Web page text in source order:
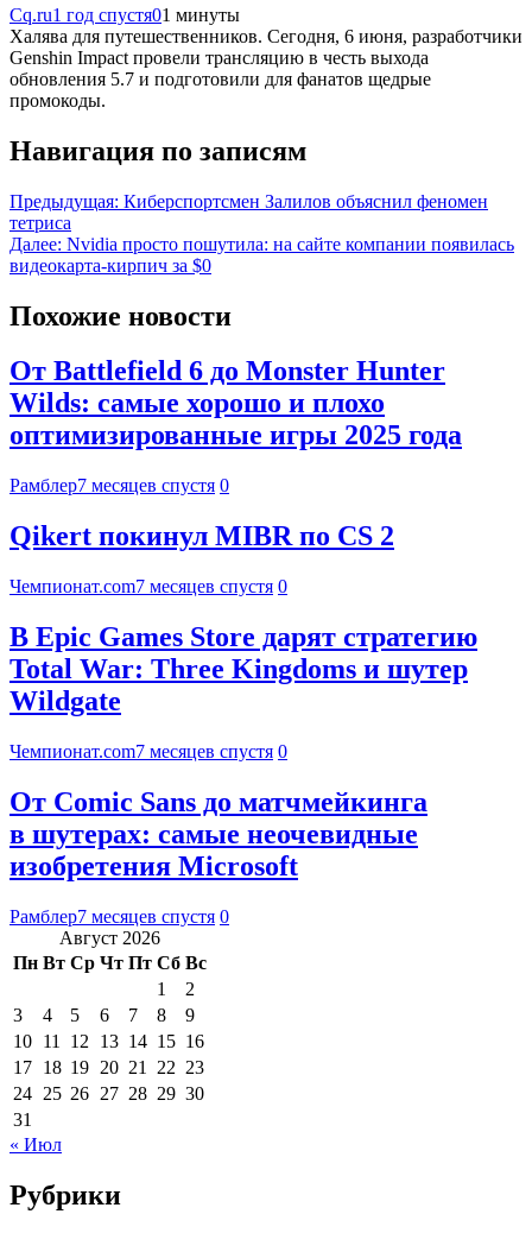
Cq.ru1 год спустя01 минуты
Халява для путешественников. Сегодня, 6 июня, разработчики
Genshin Impact провели трансляцию в честь выхода
обновления 5.7 и подготовили для фанатов щедрые
промокоды.
Навигация по записям
Предыдущая: Киберспортсмен Залилов объяснил феномен
тетриса
Далее: Nvidia просто пошутила: на сайте компании появилась
видеокарта-кирпич за $0
Похожие новости
От Battlefield 6 до Monster Hunter
Wilds: самые хорошо и плохо
оптимизированные игры 2025 года
Рамблер7 месяцев спустя 0
Qikert покинул MIBR по CS 2
Чемпионат.com7 месяцев спустя 0
В Epic Games Store дарят стратегию
Total War: Three Kingdoms и шутер
Wildgate
Чемпионат.com7 месяцев спустя 0
От Comic Sans до матчмейкинга
в шутерах: самые неочевидные
изобретения Microsoft
Рамблер7 месяцев спустя 0
Август 2026
Пн Вт Ср Чт Пт Сб Вс
1
2
3
4 5 6 7 8
9
10 11 12 13 14 15 16
17 18 19 20 21 22 23
24 25 26 27 28 29 30
31
« Июл
Рубрики